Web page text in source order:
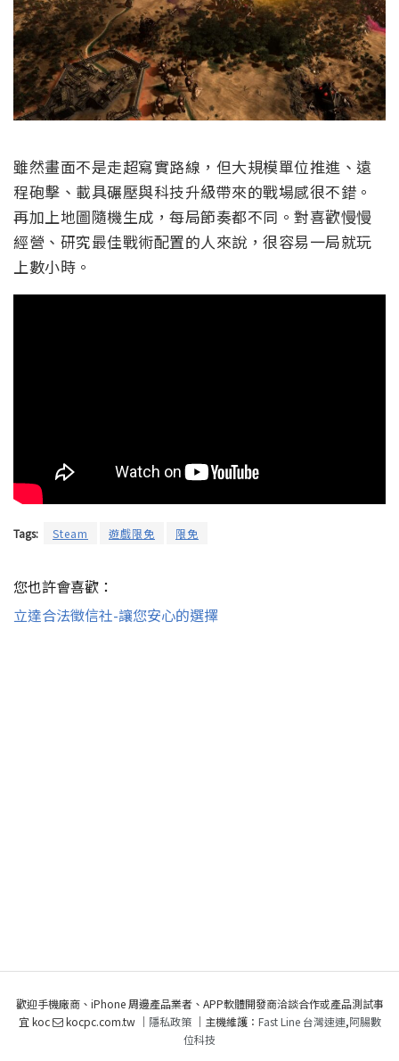
雖然畫面不是走超寫實路線，但大規模單位推進、遠
程砲擊、載具碾壓與科技升級帶來的戰場感很不錯。
再加上地圖隨機生成，每局節奏都不同。對喜歡慢慢
經營、研究最佳戰術配置的人來說，很容易一局就玩
上數小時。
Tags: Steam 遊戲限免 限免
您也許會喜歡：
立達合法徵信社-讓您安心的選擇
歡迎手機廠商、iPhone 周邊產品業者、APP軟體開發商洽談合作或產品測試事
宜 koc
kocpc.com.tw ｜ 隱私政策｜主機維護： Fast Line 台灣速連,阿腸數
位科技